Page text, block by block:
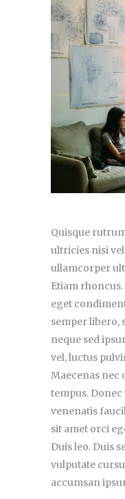
Quisque
ultricies nisi
ullamcorper
Etiam
eget
semper libero,
neque sed
vel, luctus
Maecenas nec
tempus.
venenatis
sit amet orci
Duis leo. Duis
vulputate
accumsan